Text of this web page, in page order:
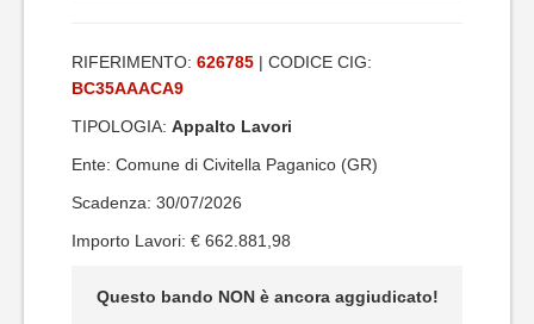
RIFERIMENTO: 626785 | CODICE CIG:
BC35AAACA9
TIPOLOGIA: Appalto Lavori
Ente: Comune di Civitella Paganico (GR)
Scadenza: 30/07/2026
Importo Lavori: € 662.881,98
Questo bando NON è ancora aggiudicato!